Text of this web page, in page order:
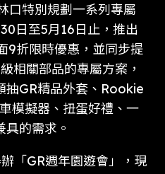
口特別規劃一系列專屬
日至5月16日止，推出
9折限時優惠，並同步提
相關部品的專屬方案，
抽GR精品外套、Rookie
模擬器、扭蛋好禮、一
的需求。
「GR週年園遊會」，現